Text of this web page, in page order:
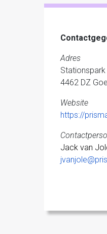
Adres
Stationspark
4462 DZ
Website
https://
Jack van